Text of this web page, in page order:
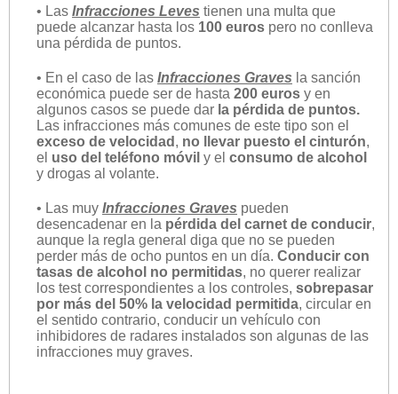
• Las Infracciones Leves tienen una multa que
puede alcanzar hasta los 100 euros pero no conlleva
una pérdida de puntos.
• En el caso de las Infracciones Graves la sanción
económica puede ser de hasta 200 euros y en
algunos casos se puede dar la pérdida de puntos.
Las infracciones más comunes de este tipo son el
exceso de velocidad , no llevar puesto el cinturón,
el uso del teléfono móvil y el consumo de alcohol
y drogas al volante.
• Las muy Infracciones Graves pueden
desencadenar en la pérdida del carnet de conducir,
aunque la regla general diga que no se pueden
perder más de ocho puntos en un día. Conducir con
tasas de alcohol no permitidas, no querer realizar
los test correspondientes a los controles, sobrepasar
por más del 50% la velocidad permitida, circular en
el sentido contrario, conducir un vehículo con
inhibidores de radares instalados son algunas de las
infracciones muy graves.